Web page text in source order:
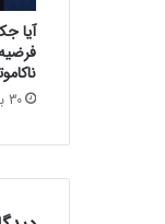
ف
ت
و
ت
ف
و
ت
ن‌
آیا
30 بهمن 1403